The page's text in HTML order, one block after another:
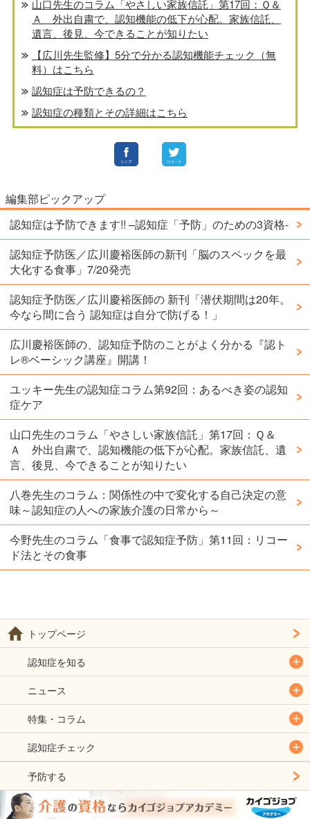
山口先生のコラム「やさしい家族信託」第17回：Ｑ＆
Ａ 外出自粛で、認知機能の低下が心配。家族信託、
遺言、後見、今できることが知りたい
【広川先生監修】5分で分かる認知機能チェック（無
料）はこちら
認知症は予防できるの？
認知症の種類とその詳細はこちら
編集部ピックアップ
認知症は予防できます!! –認知症「予防」のための3資格-
認知症予防医／広川慶裕医師の新刊「脳のスペックを最
大化する食事」7/20発売
認知症予防医／広川慶裕医師の 新刊「潜伏期間は20年。
今なら間に合う 認知症は自分で防げる！」
広川慶裕医師の、認知症予防のことがよく分かる『認ト
レ®️ベーシック講座』開講！
ユッキー先生の認知症コラム第92回：あるべき姿の認知
症ケア
山口先生のコラム「やさしい家族信託」第17回：Ｑ＆
Ａ 外出自粛で、認知機能の低下が心配。家族信託、遺
言、後見、今できることが知りたい
八巻先生のコラム：関係性の中で変化する自己決定の意
味～認知症の人への家族介護の日常から～
今野先生のコラム「食事で認知症予防」第11回：リコー
ド法とその食事
トップページ
認知症を知る
ニュース
特集・コラム
認知症チェック
予防する